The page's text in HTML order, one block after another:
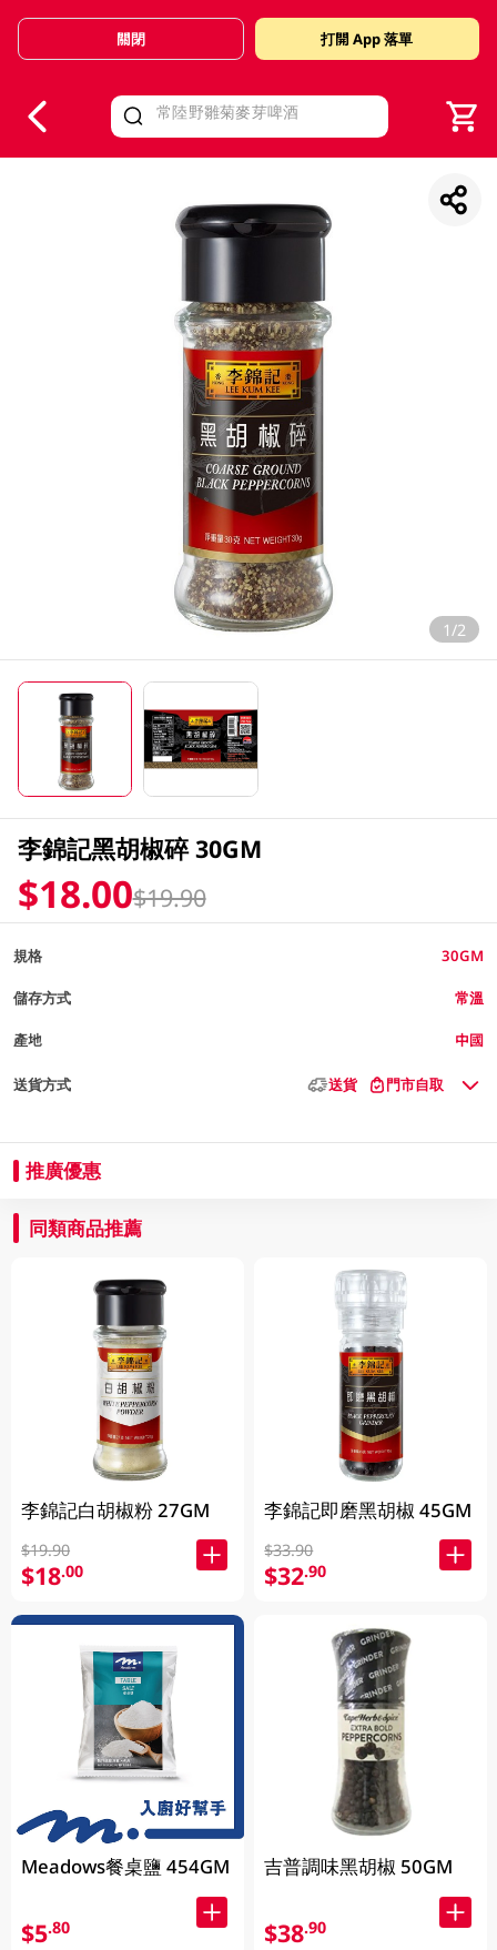
Valid Until 30 June 2026
關閉 打開 App 落單
1/2
李錦記黑胡椒碎 30GM
$18.00$19.90
規格 30GM
儲存方式 常溫
產地 中國
送貨方式 送貨 門市自取
推廣優惠
同類商品推薦
李錦記白胡椒粉 27GM
$19.90
$18.00
Meadows餐桌鹽 454GM
$5.80
李錦記即磨黑胡椒 45GM
$33.90
$32.90
吉普調味黑胡椒 50GM
$38.90